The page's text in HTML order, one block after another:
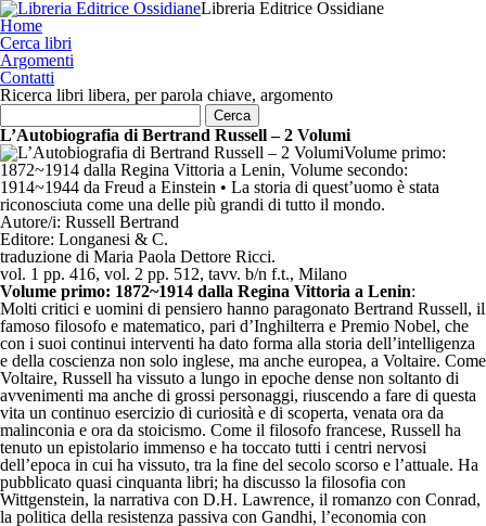
Libreria Editrice Ossidiane
Home
Cerca libri
Argomenti
Contatti
Ricerca libri libera, per parola chiave, argomento
L’Autobiografia di Bertrand Russell – 2 Volumi
Volume primo:
1872~1914 dalla Regina Vittoria a Lenin, Volume secondo:
1914~1944 da Freud a Einstein • La storia di quest’uomo è stata
riconosciuta come una delle più grandi di tutto il mondo.
Autore/i: Russell Bertrand
Editore: Longanesi & C.
traduzione di Maria Paola Dettore Ricci.
vol. 1 pp. 416, vol. 2 pp. 512, tavv. b/n f.t., Milano
Volume primo: 1872~1914 dalla Regina Vittoria a Lenin:
Molti critici e uomini di pensiero hanno paragonato Bertrand Russell, il
famoso filosofo e matematico, pari d’Inghilterra e Premio Nobel, che
con i suoi continui interventi ha dato forma alla storia dell’intelligenza
e della coscienza non solo inglese, ma anche europea, a Voltaire. Come
Voltaire, Russell ha vissuto a lungo in epoche dense non soltanto di
avvenimenti ma anche di grossi personaggi, riuscendo a fare di questa
vita un continuo esercizio di curiosità e di scoperta, venata ora da
malinconia e ora da stoicismo. Come il filosofo francese, Russell ha
tenuto un epistolario immenso e ha toccato tutti i centri nervosi
dell’epoca in cui ha vissuto, tra la fine del secolo scorso e l’attuale. Ha
pubblicato quasi cinquanta libri; ha discusso la filosofia con
Wittgenstein, la narrativa con D.H. Lawrence, il romanzo con Conrad,
la politica della resistenza passiva con Gandhi, l’economia con